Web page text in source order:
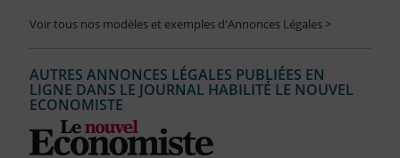
Voir tous nos modèles et exemples d'Annonces Légales >
AUTRES ANNONCES LÉGALES PUBLIÉES EN
LIGNE DANS LE JOURNAL HABILITÉ LE NOUVEL
ECONOMISTE